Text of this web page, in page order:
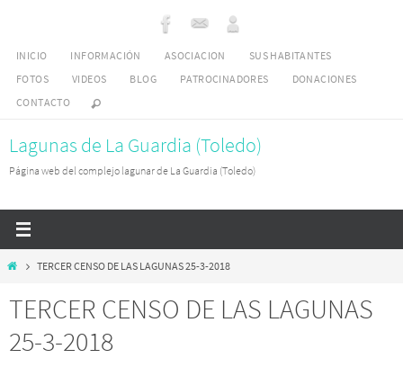
contenido
INICIO INFORMACIÓN ASOCIACION
SUS HABITANTES
FOTOS
VIDEOS BLOG PATROCINADORES
DONACIONES
CONTACTO
Lagunas de La Guardia (Toledo)
Página web del complejo lagunar de La Guardia (Toledo)
InicioTERCER CENSO DE LAS LAGUNAS 25-3-2018
TERCER CENSO DE LAS LAGUNAS
25-3-2018